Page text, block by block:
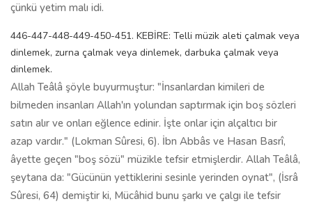
çünkü yetim malı idi.
446-447-448-449-450-451. KEBİRE: Telli müzik aleti çalmak veya
dinlemek, zurna çalmak veya dinlemek, darbuka çalmak veya
dinlemek.
Allah Teâlâ şöyle buyurmuştur: "İnsanlardan kimileri de
bilmeden insanları Allah'ın yolundan saptırmak için boş sözleri
satın alır ve onları eğlence edinir. İşte onlar için alçaltıcı bir
azap vardır." (Lokman Sûresi, 6). İbn Abbâs ve Hasan Basrî,
âyette geçen "boş sözü" müzikle tefsir etmişlerdir. Allah Teâlâ,
şeytana da: "Gücünün yettiklerini sesinle yerinden oynat", (İsrâ
Sûresi, 64) demiştir ki, Mücâhid bunu şarkı ve çalgı ile tefsir